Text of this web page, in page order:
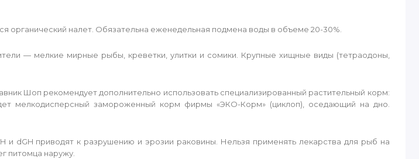
органический налет. Обязательна еженедельная подмена воды в объеме 20-30%.
— мелкие мирные рыбы, креветки, улитки и сомики. Крупные хищные виды (тетраодоны,
Шоп рекомендует дополнительно использовать специализированный растительный корм:
мелкодисперсный замороженный корм фирмы «ЭКО-Корм» (циклоп), оседающий на дно.
и dGH приводят к разрушению и эрозии раковины. Нельзя применять лекарства для рыб на
питомца наружу.